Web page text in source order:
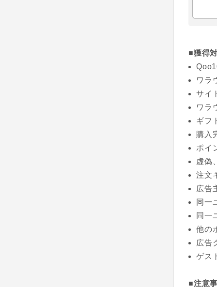
■獲得
ワラ
サイ
ワラ
ギフ
購入
ポイ
虚偽
注文
広告
同一
同一
他の
広告
ゲス
■注意